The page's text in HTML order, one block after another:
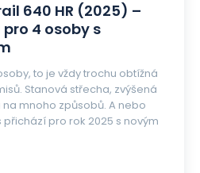
640 HR (2025) –
4 osoby s
to je vždy trochu obtížná
Stanová střecha, zvýšená
mnoho způsobů. A nebo
pro rok 2025 s novým